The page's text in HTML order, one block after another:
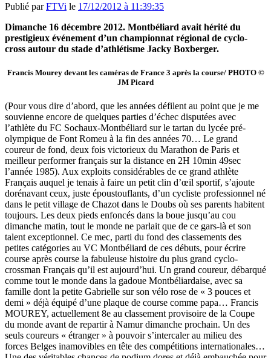
Publié parFTVi le 17/12/2012 à 11:39:35
Dimanche 16 décembre 2012. Montbéliard avait hérité du
prestigieux événement d’un championnat régional de cyclo-
cross autour du stade d’athlétisme Jacky Boxberger.
Francis Mourey devant les caméras de France 3 après la course/ PHOTO ©
JM Picard
(Pour vous dire d’abord, que les années défilent au point que je me
souvienne encore de quelques parties d’échec disputées avec
l’athlète du FC Sochaux-Montbéliard sur le tartan du lycée pré-
olympique de Font Romeu à la fin des années 70… Le grand
coureur de fond, deux fois victorieux du Marathon de Paris et
meilleur performer français sur la distance en 2H 10min 49sec
l’année 1985). Aux exploits considérables de ce grand athlète
Français auquel je tenais à faire un petit clin d’œil sportif, s’ajoute
dorénavant ceux, juste époustouflants, d’un cycliste professionnel né
dans le petit village de Chazot dans le Doubs où ses parents habitent
toujours. Les deux pieds enfoncés dans la boue jusqu’au cou
dimanche matin, tout le monde ne parlait que de ce gars-là et son
talent exceptionnel. Ce mec, parti du fond des classements des
petites catégories au VC Montbéliard de ces débuts, pour écrire
course après course la fabuleuse histoire du plus grand cyclo-
crossman Français qu’il est aujourd’hui. Un grand coureur, débarqué
comme tout le monde dans la gadoue Montbéliardaise, avec sa
famille dont la petite Gabrielle sur son vélo rose de « 3 pouces et
demi » déjà équipé d’une plaque de course comme papa… Francis
MOUREY, actuellement 8e au classement provisoire de la Coupe
du monde avant de repartir à Namur dimanche prochain. Un des
seuls coureurs « étranger » à pouvoir s’intercaler au milieu des
forces Belges inamovibles en tête des compétitions internationales…